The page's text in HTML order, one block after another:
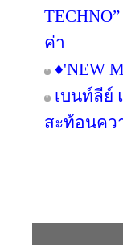
ค่า
♦️'NEW
เบนท์ลีย์
สะท้อนคว